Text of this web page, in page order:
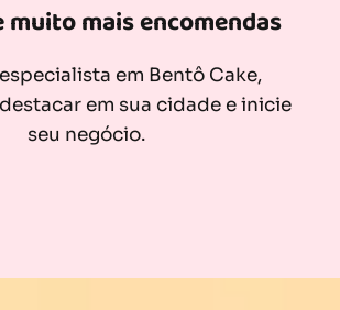
muito mais encomendas
em Bentô Cake,
em sua cidade e inicie
seu negócio.